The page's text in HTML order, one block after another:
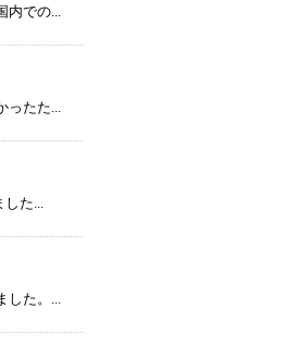
内での...
ったた...
た...
した。...